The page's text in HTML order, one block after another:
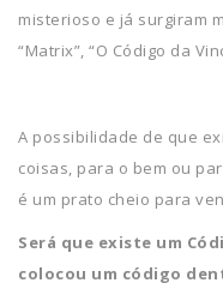
misterioso e já surgiram
“Matrix”, “O Código da
A possibilidade de que
coisas, para o bem ou
é um prato cheio para
Será que existe um
colocou um código